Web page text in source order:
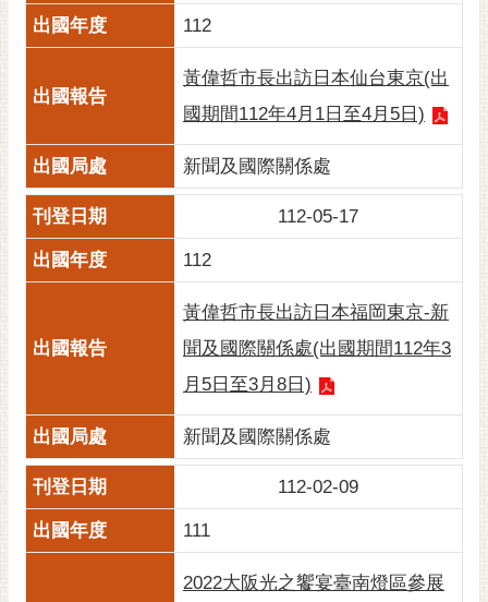
112
黃偉哲市長出訪日本仙台東京(出
國期間112年4月1日至4月5日)
新聞及國際關係處
112-05-17
112
黃偉哲市長出訪日本福岡東京-新
聞及國際關係處(出國期間112年3
月5日至3月8日)
新聞及國際關係處
112-02-09
111
2022大阪光之饗宴臺南燈區參展